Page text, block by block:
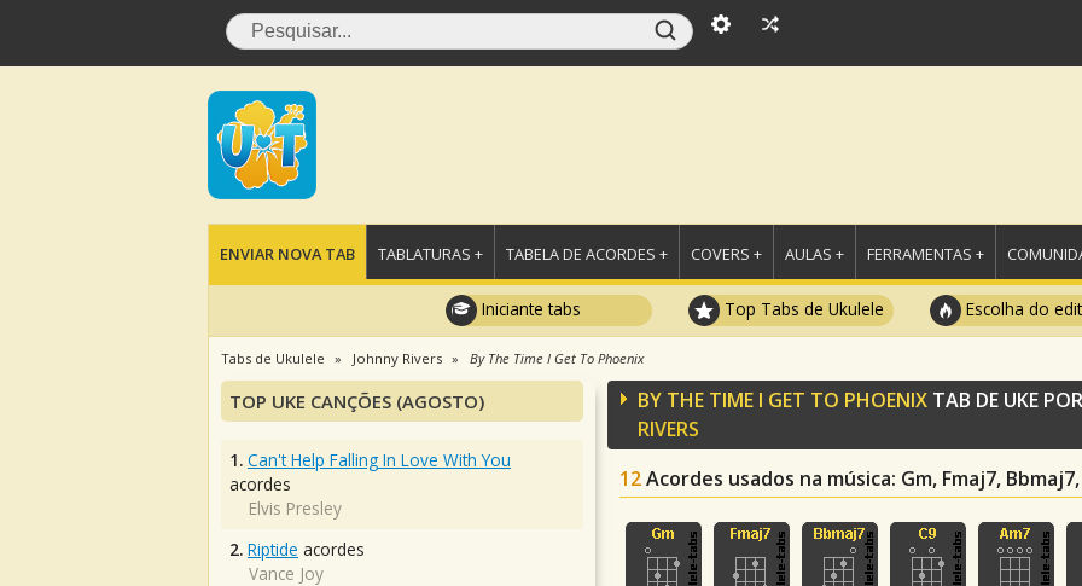
ENVIAR NOVA TAB TABLATURAS + TABELA DE ACORDES + COVERS + AULAS + FERRAMENTAS +
Iniciante tabs Top Tabs de Ukulele Escolha do
Tabs de Ukulele Johnny Rivers By The Time I Get To Phoenix
BY THE TIME I GET TO PHOENIX TAB DE UKE POR
RIVERS
12Acordes usados na música: Gm, Fmaj7,
TOP UKE CANÇÕES (AGOSTO)
1. Can't Help Falling In Love With You
acordes
Elvis Presley
2. Riptide acordes
Vance Joy